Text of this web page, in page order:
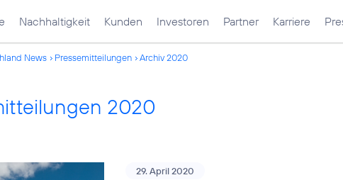
Nachhaltigkeit Kunden Investoren Partner Karriere
News Pressemitteilungen Archiv 2020
2020
29. April 2020